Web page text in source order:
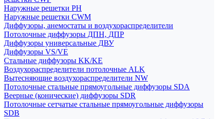
Наружные решетки РН
Наружные решетки CWM
Диффузоры, анемостаты и воздухораспределители
Потолочные диффузоры ДПН, ДПР
Диффузоры универсальные ДВУ
Диффузоры VS/VE
Стальные диффузоры KK/KE
Воздухораспределители потолочные ALK
Вытесняющие воздухораспределители NW
Потолочные стальные прямоугольные диффузоры SDA
Веерные (конические) диффузоры SDR
Потолочные сетчатые стальные прямоугольные диффузоры
SDB